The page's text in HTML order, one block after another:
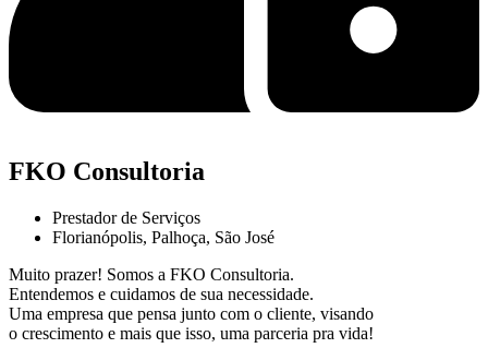
FKO Consultoria
Prestador de Serviços
Florianópolis, Palhoça, São José
Muito prazer! Somos a FKO Consultoria.
Entendemos e cuidamos de sua necessidade.
Uma empresa que pensa junto com o cliente, visando
o crescimento e mais que isso, uma parceria pra vida!